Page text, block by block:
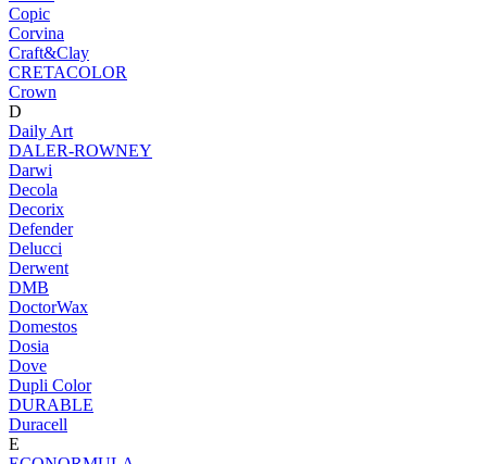
Copic
Corvina
Craft&Clay
CRETACOLOR
Crown
D
Daily Art
DALER-ROWNEY
Darwi
Decola
Decorix
Defender
Delucci
Derwent
DMB
DoctorWax
Domestos
Dosia
Dove
Dupli Color
DURABLE
Duracell
E